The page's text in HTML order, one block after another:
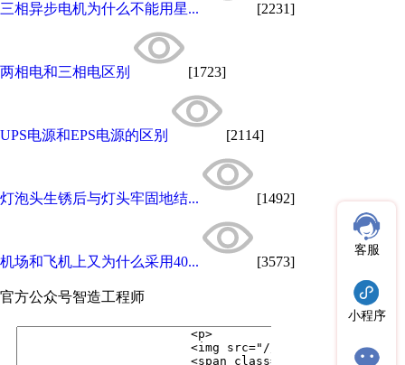
三相异步电机为什么不能用星... [2231]
两相电和三相电区别 [1723]
UPS电源和EPS电源的区别 [2114]
灯泡头生锈后与灯头牢固地结... [1492]
机场和飞机上又为什么采用40... [3573]
官方公众号智造工程师
客服
小程序